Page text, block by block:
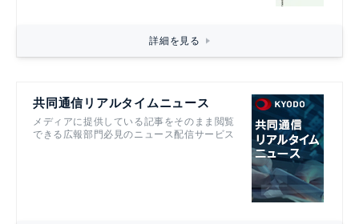
詳細を見る
共同通信リアルタイムニュース
メディアに提供している記事をそのまま閲覧
できる広報部門必見のニュース配信サービス